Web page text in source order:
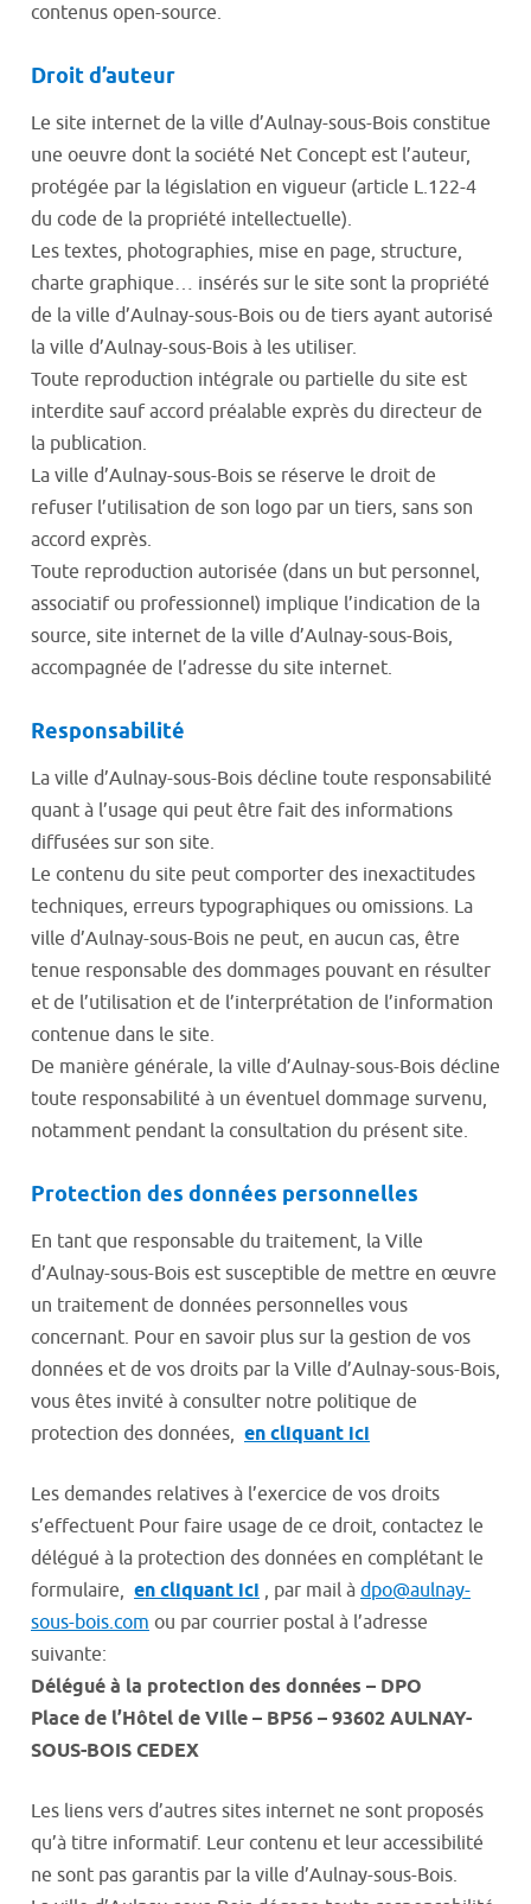
contenus open-source.
Droit d’auteur
Le site internet de la ville d’Aulnay-sous-Bois constitue
une oeuvre dont la société Net Concept est l’auteur,
protégée par la législation en vigueur (article L.122-4
du code de la propriété intellectuelle).
Les textes, photographies, mise en page, structure,
charte graphique… insérés sur le site sont la propriété
de la ville d’Aulnay-sous-Bois ou de tiers ayant autorisé
la ville d’Aulnay-sous-Bois à les utiliser.
Toute reproduction intégrale ou partielle du site est
interdite sauf accord préalable exprès du directeur de
la publication.
La ville d’Aulnay-sous-Bois se réserve le droit de
refuser l’utilisation de son logo par un tiers, sans son
accord exprès.
Toute reproduction autorisée (dans un but personnel,
associatif ou professionnel) implique l’indication de la
source, site internet de la ville d’Aulnay-sous-Bois,
accompagnée de l’adresse du site internet.
Responsabilité
La ville d’Aulnay-sous-Bois décline toute responsabilité
quant à l’usage qui peut être fait des informations
diffusées sur son site.
Le contenu du site peut comporter des inexactitudes
techniques, erreurs typographiques ou omissions. La
ville d’Aulnay-sous-Bois ne peut, en aucun cas, être
tenue responsable des dommages pouvant en résulter
et de l’utilisation et de l’interprétation de l’information
contenue dans le site.
De manière générale, la ville d’Aulnay-sous-Bois décline
toute responsabilité à un éventuel dommage survenu,
notamment pendant la consultation du présent site.
Protection des données personnelles
En tant que responsable du traitement, la Ville
d’Aulnay-sous-Bois est susceptible de mettre en œuvre
un traitement de données personnelles vous
concernant. Pour en savoir plus sur la gestion de vos
données et de vos droits par la Ville d’Aulnay-sous-Bois,
vous êtes invité à consulter notre politique de
protection des données, en cliquant ici
Les demandes relatives à l’exercice de vos droits
s’effectuent Pour faire usage de ce droit, contactez le
délégué à la protection des données en complétant le
formulaire, en cliquant ici , par mail à dpo@aulnay-
sous-bois.com ou par courrier postal à l’adresse
suivante:
Délégué à la protection des données – DPO
Place de l’Hôtel de Ville – BP56 – 93602 AULNAY-
SOUS-BOIS CEDEX
Les liens vers d’autres sites internet ne sont proposés
qu’à titre informatif. Leur contenu et leur accessibilité
ne sont pas garantis par la ville d’Aulnay-sous-Bois.